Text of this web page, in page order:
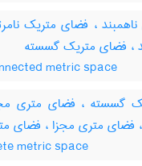
، فضای متریک
، فضای متریک گسسته
metric space
گسسته ، فضای متری
فضای متری مجزا ، فضای
metric space